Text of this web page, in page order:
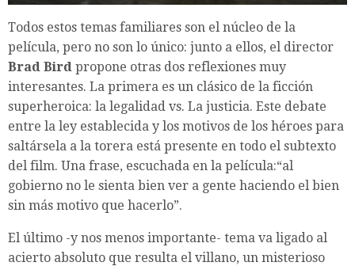
Todos estos temas familiares son el núcleo de la
película, pero no son lo único: junto a ellos, el director
Brad Bird propone otras dos reflexiones muy
interesantes. La primera es un clásico de la ficción
superheroica: la legalidad vs. La justicia. Este debate
entre la ley establecida y los motivos de los héroes para
saltársela a la torera está presente en todo el subtexto
del film. Una frase, escuchada en la película:“al
gobierno no le sienta bien ver a gente haciendo el bien
sin más motivo que hacerlo”.
El último -y nos menos importante- tema va ligado al
acierto absoluto que resulta el villano, un misterioso